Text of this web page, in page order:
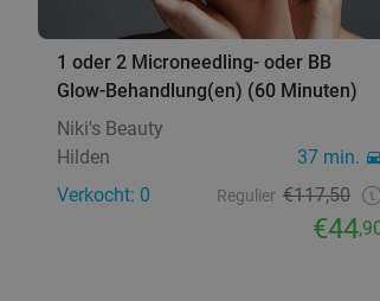
1 oder 2 Microneedling- oder BB
Glow-Behandlung(en) (60 Minuten)
Niki's Beauty
Hilden
37 min.
Verkocht: 0
Regulier €117,50
€44